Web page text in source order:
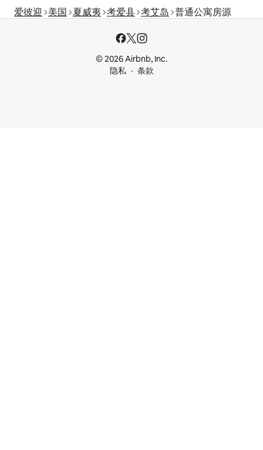
爱彼迎 美国 夏威夷 考爱县 考艾岛 普通公寓房源
© 2026 Airbnb, Inc.
隐私
条款